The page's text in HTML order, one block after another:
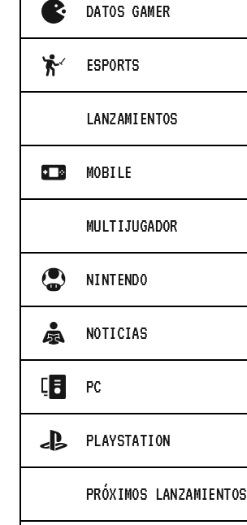
DATOS GAMER
ESPORTS
LANZAMIENTOS
MOBILE
MULTIJUGADOR
NINTENDO
NOTICIAS
PC
PLAYSTATION
PRÓXIMOS LANZAMIENTOS